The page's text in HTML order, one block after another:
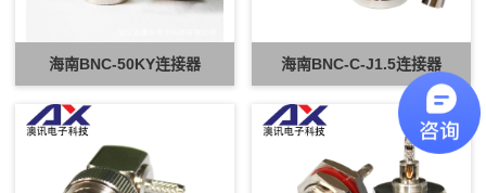
海南BNC-50KY连接器 海南BNC-C-J1.5连接器